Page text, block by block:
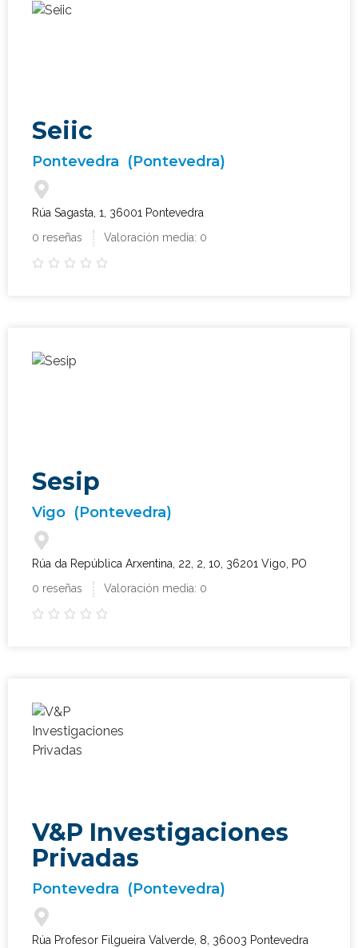
Seiic
Pontevedra (Pontevedra)
Rúa Sagasta, 1, 36001 Pontevedra
0 reseñas
Valoración media: 0
    
Sesip
Vigo (Pontevedra)
Rúa da República Arxentina, 22, 2, 10, 36201 Vigo, PO
0 reseñas
Valoración media: 0
    
V&P Investigaciones
Privadas
Pontevedra (Pontevedra)
Rúa Profesor Filgueira Valverde, 8, 36003 Pontevedra